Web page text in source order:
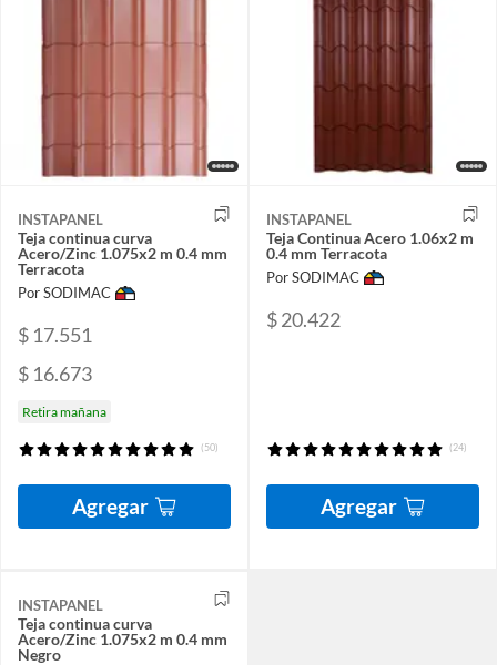
INSTAPANEL
Teja continua curva
Acero/Zinc 1.075x2 m 0.4 mm
Terracota
Por SODIMAC
$ 17.551
$ 16.673
Retira mañana
(50)
Agregar
INSTAPANEL
Teja Continua Acero 1.06x2 m
0.4 mm Terracota
Por SODIMAC
$ 20.422
(24)
Agregar
INSTAPANEL
Teja continua curva
Acero/Zinc 1.075x2 m 0.4 mm
Negro